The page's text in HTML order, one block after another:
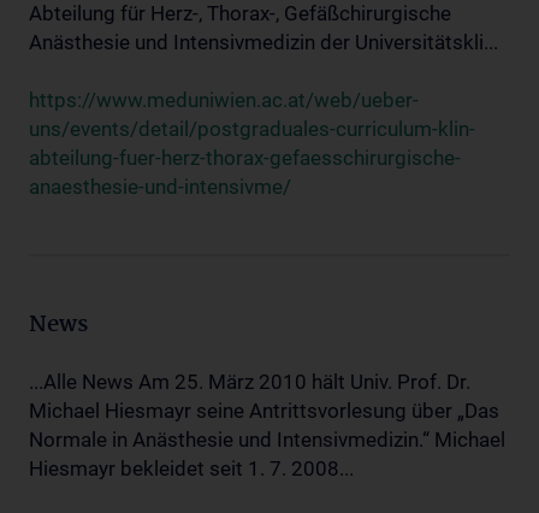
Abteilung für Herz-, Thorax-, Gefäßchirurgische
Anästhesie und Intensivmedizin der Universitätskli...
https://www.meduniwien.ac.at/web/ueber-
uns/events/detail/postgraduales-curriculum-klin-
abteilung-fuer-herz-thorax-gefaesschirurgische-
anaesthesie-und-intensivme/
News
...Alle News Am 25. März 2010 hält Univ. Prof. Dr.
Michael Hiesmayr seine Antrittsvorlesung über „Das
Normale in Anästhesie und Intensivmedizin.“ Michael
Hiesmayr bekleidet seit 1. 7. 2008...